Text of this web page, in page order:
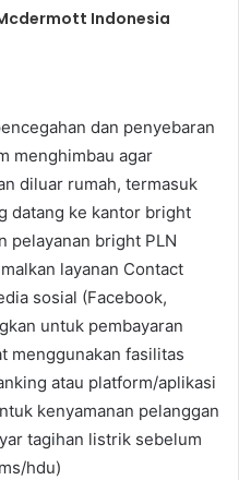
Indonesia
dan penyebaran
menghimbau agar
diluar rumah, termasuk
datang ke kantor bright
pelayanan bright PLN
layanan Contact
sosial (Facebook,
untuk pembayaran
menggunakan fasilitas
atau platform/aplikasi
kenyamanan pelanggan
tagihan listrik sebelum
hdu)